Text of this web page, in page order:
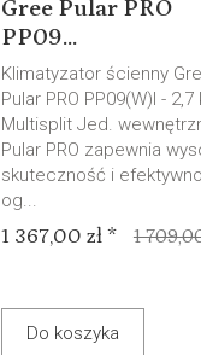
Gree Pular PRO
PP09...
Klimatyzator ścienny
Pular PRO PP09(W)I - 2,7
Multisplit Jed.
Pular PRO zapewnia
skuteczność i
og...
1 367,00 zł * 1
Do koszyka